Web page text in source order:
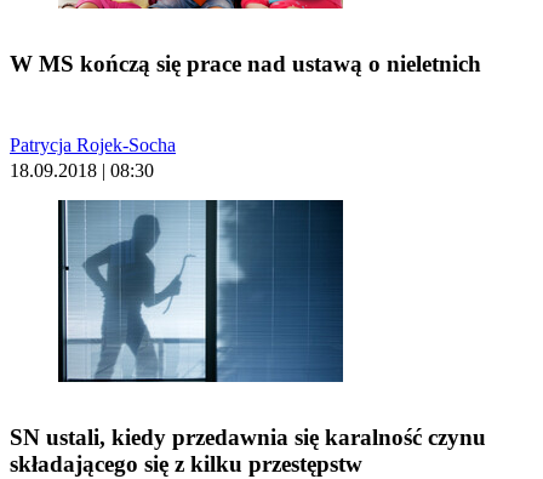
W MS kończą się prace nad ustawą o nieletnich
Patrycja Rojek-Socha
18.09.2018 | 08:30
SN ustali, kiedy przedawnia się karalność czynu
składającego się z kilku przestępstw